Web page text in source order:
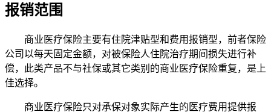
报销范围
商业医疗保险主要有住院津贴型和费用报销型，前者保险
公司以每天固定金额，对被保险人住院治疗期间损失进行补
偿，此类产品不与社保或其它类别的商业医疗保险重复，是上
佳选择。
商业医疗保险只对承保对象实际产生的医疗费用提供报